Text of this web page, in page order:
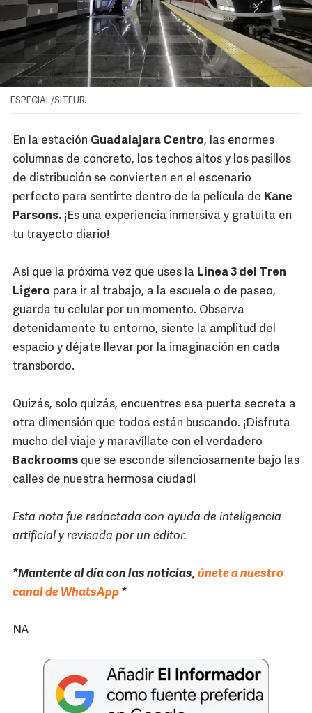
ESPECIAL/SITEUR.
En la estación Guadalajara Centro, las enormes
columnas de concreto, los techos altos y los pasillos
de distribución se convierten en el escenario
perfecto para sentirte dentro de la película de Kane
Parsons. ¡Es una experiencia inmersiva y gratuita en
tu trayecto diario!
Así que la próxima vez que uses la Línea 3 del Tren
Ligero para ir al trabajo, a la escuela o de paseo,
guarda tu celular por un momento. Observa
detenidamente tu entorno, siente la amplitud del
espacio y déjate llevar por la imaginación en cada
transbordo.
Quizás, solo quizás, encuentres esa puerta secreta a
otra dimensión que todos están buscando. ¡Disfruta
mucho del viaje y maravíllate con el verdadero
Backrooms que se esconde silenciosamente bajo las
calles de nuestra hermosa ciudad!
Esta nota fue redactada con ayuda de inteligencia
artificial y revisada por un editor.
*Mantente al día con las noticias, únete a nuestro
canal de WhatsApp *
NA